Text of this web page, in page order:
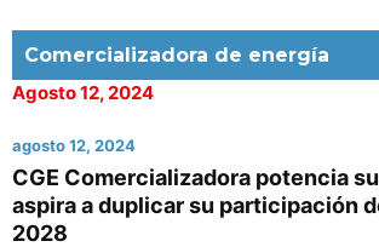
Comercializadora de energía
Agosto 12, 2024
agosto 12, 2024
CGE Comercializadora potencia
aspira a duplicar su participación
2028